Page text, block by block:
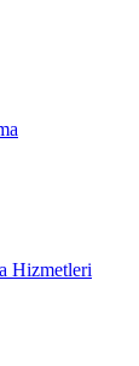
Hizmetleri